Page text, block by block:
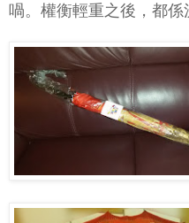
喎。權衡輕重之後，都係